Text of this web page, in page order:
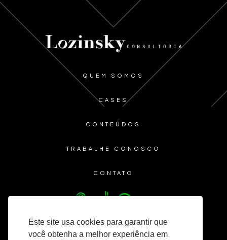
QUEM SOMOS
CASES
CONTEÚDOS
TRABALHE CONOSCO
CONTATO
Este site usa cookies para garantir que
você obtenha a melhor experiência em